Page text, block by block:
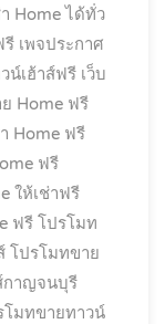
า Home ได้ทั่ว
รี เพจประกาศ
น์เฮ้าส์ฟรี เว็บ
Home ฟรี
Home ฟรี
ฟรี
ให้เช่าฟรี
ฟรี โปรโมท
โปรโมทขาย
กาญจนบุรี
โมทขายทาวน์